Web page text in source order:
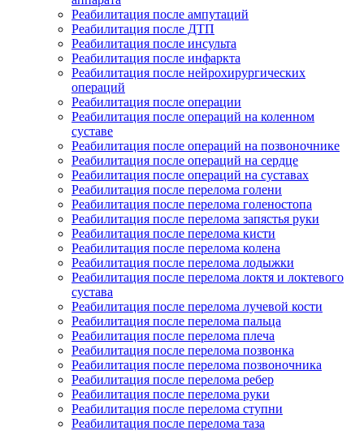
Реабилитация после ампутаций
Реабилитация после ДТП
Реабилитация после инсульта
Реабилитация после инфаркта
Реабилитация после нейрохирургических
операций
Реабилитация после операции
Реабилитация после операций на коленном
суставе
Реабилитация после операций на позвоночнике
Реабилитация после операций на сердце
Реабилитация после операций на суставах
Реабилитация после перелома голени
Реабилитация после перелома голеностопа
Реабилитация после перелома запястья руки
Реабилитация после перелома кисти
Реабилитация после перелома колена
Реабилитация после перелома лодыжки
Реабилитация после перелома локтя и локтевого
сустава
Реабилитация после перелома лучевой кости
Реабилитация после перелома пальца
Реабилитация после перелома плеча
Реабилитация после перелома позвонка
Реабилитация после перелома позвоночника
Реабилитация после перелома ребер
Реабилитация после перелома руки
Реабилитация после перелома ступни
Реабилитация после перелома таза